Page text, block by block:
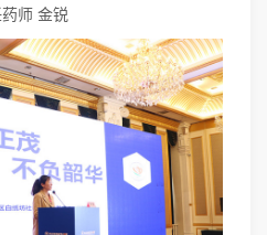
师 金锐